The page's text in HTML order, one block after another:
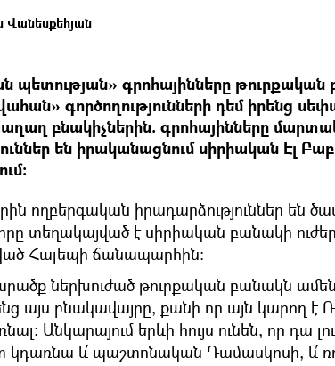
Վանեսքեհյան
պետության» գրոհայինները թուրքական
գործողությունների դեմ իրենց
բնակիչներին. գրոհայինները
են իրականացնում սիրիական Էլ
ողբերգական իրադարձություններ են
տեղակայված է սիրիական բանակի
Հալեպի ճանապարհին։
ներխուժած թուրքական բանակն
այս բնակավայրը, քանի որ այն կարող
Անկարայում երևի հույս ունեն, որ դա
և՛ պաշտոնական Դամասկոսի, և՛